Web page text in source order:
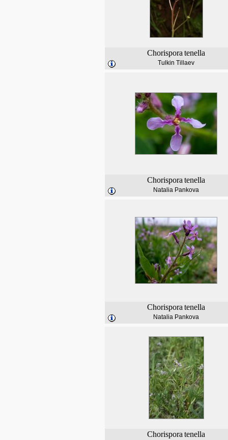
Chorispora tenella
Tulkin Tillaev
Chorispora tenella
Natalia Pankova
Chorispora tenella
Natalia Pankova
Chorispora tenella